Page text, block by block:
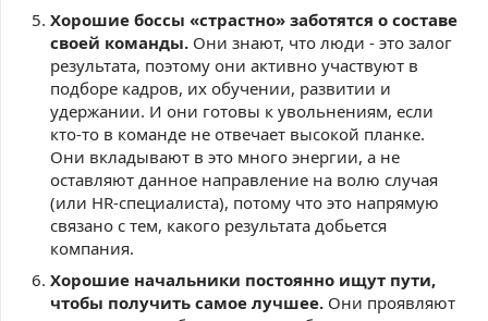
Хорошие боссы «страстно» заботятся о составе
своей команды. Они знают, что люди - это залог
результата, поэтому они активно участвуют в
подборе кадров, их обучении, развитии и
удержании. И они готовы к увольнениям, если
кто-то в команде не отвечает высокой планке.
Они вкладывают в это много энергии, а не
оставляют данное направление на волю случая
(или HR-специалиста), потому что это напрямую
связано с тем, какого результата добьется
компания.
Хорошие начальники постоянно ищут пути,
чтобы получить самое лучшее. Они проявляют